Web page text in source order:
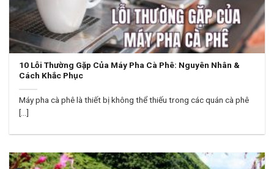
10 Lỗi Thường Gặp Của Máy Pha Cà Phê: Nguyên Nhân &
Cách Khắc Phục
Máy pha cà phê là thiết bị không thể thiếu trong các quán cà phê
[...]